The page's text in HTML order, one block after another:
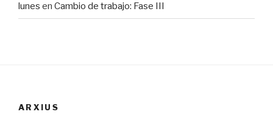
lunes en Cambio de trabajo: Fase III
ARXIUS